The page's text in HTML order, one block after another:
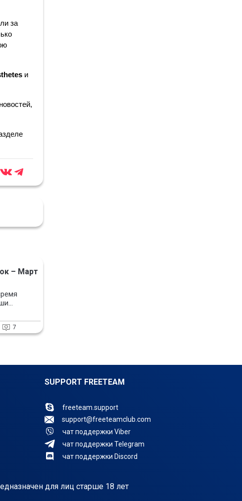
за
– Март
7
SUPPORT FREETEAM
freeteam.support
support@freeteamclub.com
чат поддержки Viber
чат поддержки Telegram
чат поддержки Discord
для лиц старше 18 лет